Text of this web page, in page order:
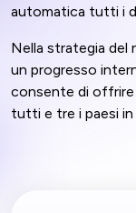
automatica tutti i
Nella strategia del
un progresso
consente di offrire
tutti e tre i paesi in